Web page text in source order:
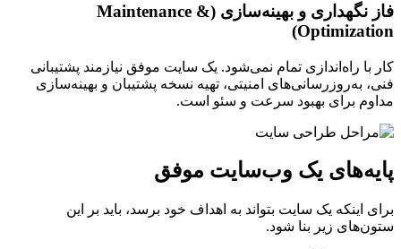
فاز نگهداری و بهینه‌سازی (Maintenance &
Optimization)
کار با راه‌اندازی تمام نمی‌شود. یک سایت موفق نیازمند پشتیبانی
فنی، به‌روزرسانی‌های امنیتی، تهیه نسخه پشتیبان و بهینه‌سازی
مداوم برای بهبود سرعت و سئو است.
پایه‌های یک وب‌سایت موفق
برای اینکه یک سایت بتواند به اهداف خود برسد، باید بر این
ستون‌های زیر بنا شود.